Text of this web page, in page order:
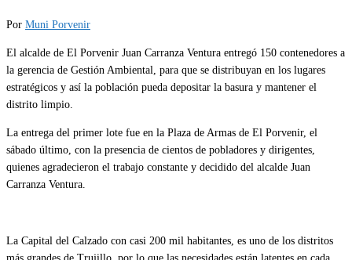
Por Muni Porvenir
El alcalde de El Porvenir Juan Carranza Ventura entregó 150 contenedores a
la gerencia de Gestión Ambiental, para que se distribuyan en los lugares
estratégicos y así la población pueda depositar la basura y mantener el
distrito limpio.
La entrega del primer lote fue en la Plaza de Armas de El Porvenir, el
sábado último, con la presencia de cientos de pobladores y dirigentes,
quienes agradecieron el trabajo constante y decidido del alcalde Juan
Carranza Ventura.
La Capital del Calzado con casi 200 mil habitantes, es uno de los distritos